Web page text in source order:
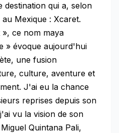
destination qui a, selon
Mexique : Xcaret.
ce nom maya
» évoque aujourd'hui
une fusion
culture, aventure et
J'ai eu la chance
reprises depuis son
vu la vision de son
Quintana Pali,